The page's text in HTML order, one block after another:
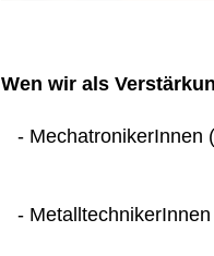
Wen wir als
- MechatronikerInnen
-